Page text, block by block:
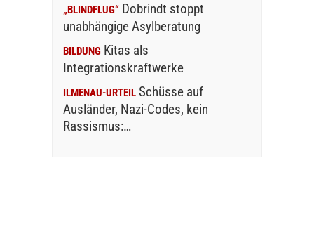
„BLINDFLUG“ Dobrindt stoppt
unabhängige Asylberatung
BILDUNG Kitas als
Integrationskraftwerke
ILMENAU-URTEIL Schüsse auf
Ausländer, Nazi-Codes, kein
Rassismus:…